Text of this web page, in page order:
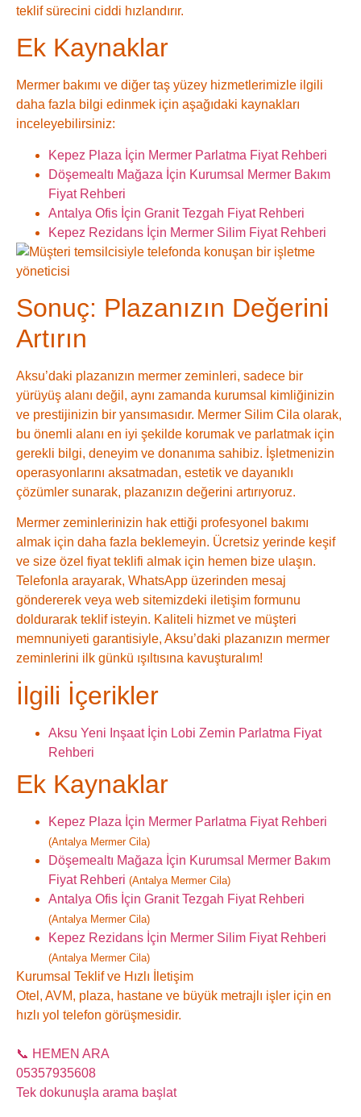
teklif sürecini ciddi hızlandırır.
Ek Kaynaklar
Mermer bakımı ve diğer taş yüzey hizmetlerimizle ilgili
daha fazla bilgi edinmek için aşağıdaki kaynakları
inceleyebilirsiniz:
Kepez Plaza İçin Mermer Parlatma Fiyat Rehberi
Döşemealtı Mağaza İçin Kurumsal Mermer Bakım
Fiyat Rehberi
Antalya Ofis İçin Granit Tezgah Fiyat Rehberi
Kepez Rezidans İçin Mermer Silim Fiyat Rehberi
Sonuç: Plazanızın Değerini
Artırın
Aksu’daki plazanızın mermer zeminleri, sadece bir
yürüyüş alanı değil, aynı zamanda kurumsal kimliğinizin
ve prestijinizin bir yansımasıdır. Mermer Silim Cila olarak,
bu önemli alanı en iyi şekilde korumak ve parlatmak için
gerekli bilgi, deneyim ve donanıma sahibiz. İşletmenizin
operasyonlarını aksatmadan, estetik ve dayanıklı
çözümler sunarak, plazanızın değerini artırıyoruz.
Mermer zeminlerinizin hak ettiği profesyonel bakımı
almak için daha fazla beklemeyin. Ücretsiz yerinde keşif
ve size özel fiyat teklifi almak için hemen bize ulaşın.
Telefonla arayarak, WhatsApp üzerinden mesaj
göndererek veya web sitemizdeki iletişim formunu
doldurarak teklif isteyin. Kaliteli hizmet ve müşteri
memnuniyeti garantisiyle, Aksu’daki plazanızın mermer
zeminlerini ilk günkü ışıltısına kavuşturalım!
İlgili İçerikler
Aksu Yeni Inşaat İçin Lobi Zemin Parlatma Fiyat
Rehberi
Ek Kaynaklar
Kepez Plaza İçin Mermer Parlatma Fiyat Rehberi
(Antalya Mermer Cila)
Döşemealtı Mağaza İçin Kurumsal Mermer Bakım
Fiyat Rehberi (Antalya Mermer Cila)
Antalya Ofis İçin Granit Tezgah Fiyat Rehberi
(Antalya Mermer Cila)
Kepez Rezidans İçin Mermer Silim Fiyat Rehberi
(Antalya Mermer Cila)
Kurumsal Teklif ve Hızlı İletişim
Otel, AVM, plaza, hastane ve büyük metrajlı işler için en
hızlı yol telefon görüşmesidir.
📞 HEMEN ARA
05357935608
Tek dokunuşla arama başlat